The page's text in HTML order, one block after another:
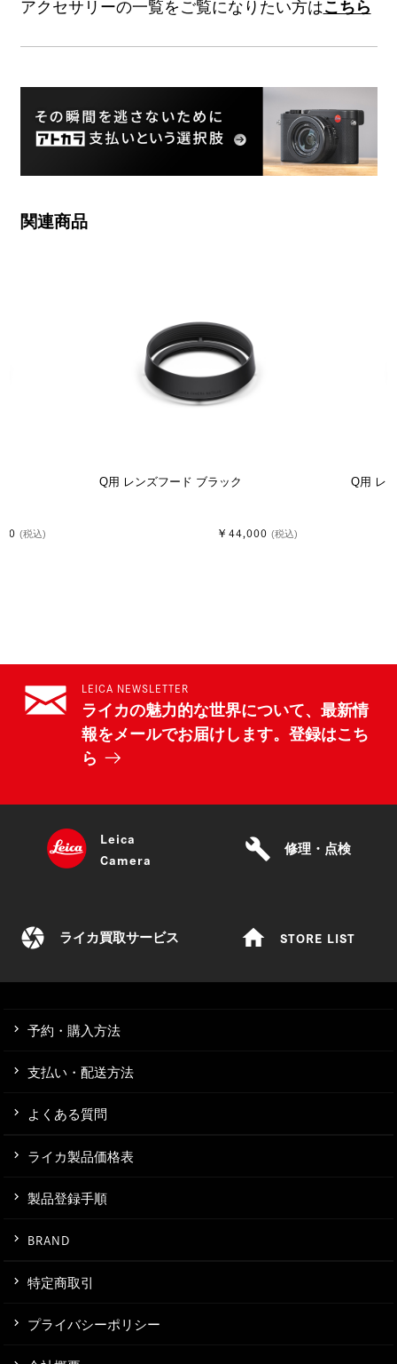
アクセサリーの一覧をご覧になりたい方はこちら
関連商品
(税込)
Q用 レンズフード ブラック
￥44,000 (税込)
Q用 レ
LEICA NEWSLETTER
ライカの魅力的な世界について、最新情
報をメールでお届けします。登録はこち
ら
Leica
Camera
build 修理・点検
camera ライカ買取サービス home STORE LIST
予約・購入方法
支払い・配送方法
よくある質問
ライカ製品価格表
製品登録手順
BRAND
特定商取引
プライバシーポリシー